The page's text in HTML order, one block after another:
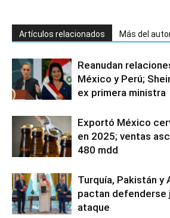
Artículos relacionados Más del
Reanudan
México y Perú;
ex primera ministra
Exportó México
en 2025; ventas
480 mdd
Turquía, Pakistán y
pactan defenderse
ataque